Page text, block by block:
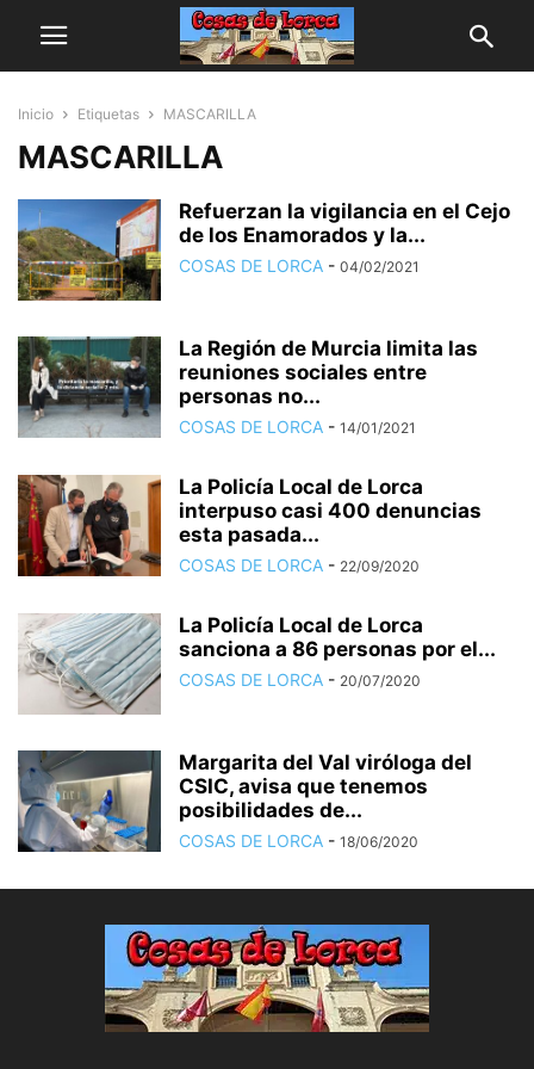
Inicio Etiquetas MASCARILLA
MASCARILLA
Refuerzan la vigilancia en el Cejo
de los Enamorados y la...
COSAS DE LORCA - 04/02/2021
La Región de Murcia limita las
reuniones sociales entre
personas no...
COSAS DE LORCA - 14/01/2021
La Policía Local de Lorca
interpuso casi 400 denuncias
esta pasada...
COSAS DE LORCA - 22/09/2020
La Policía Local de Lorca
sanciona a 86 personas por el...
COSAS DE LORCA - 20/07/2020
Margarita del Val viróloga del
CSIC, avisa que tenemos
posibilidades de...
COSAS DE LORCA - 18/06/2020